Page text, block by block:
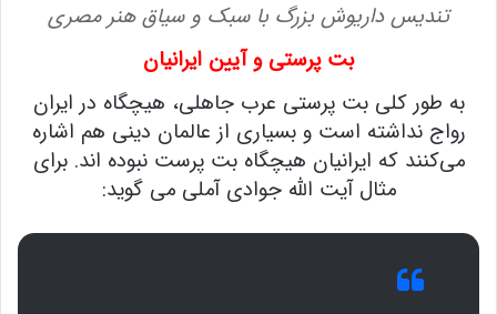
تندیس داریوش بزرگ با سبک و سیاق هنر مصری
بت پرستی و آیین ایرانیان
به طور کلی بت پرستی عرب جاهلی، هیچگاه در ایران
رواج نداشته است و بسیاری از عالمان دینی هم اشاره
می‌کنند که ایرانیان هیچگاه بت پرست نبوده اند. برای
مثال آیت الله جوادی آملی می گوید: